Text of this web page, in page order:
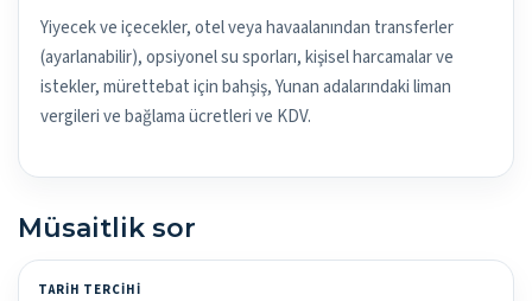
Yiyecek ve içecekler, otel veya havaalanından transferler
(ayarlanabilir), opsiyonel su sporları, kişisel harcamalar ve
istekler, mürettebat için bahşiş, Yunan adalarındaki liman
vergileri ve bağlama ücretleri ve KDV.
Müsaitlik sor
TARIH TERCIHI